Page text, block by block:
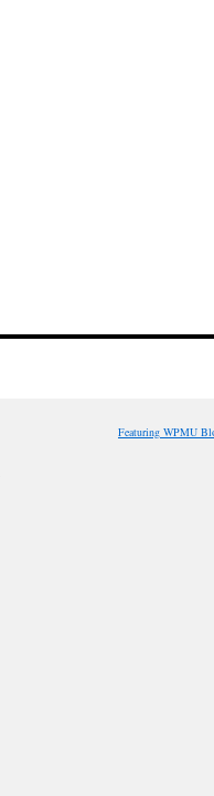
Featuring WPMU